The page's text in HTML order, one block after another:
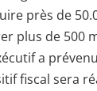
près de
plus de 500
a
fiscal sera